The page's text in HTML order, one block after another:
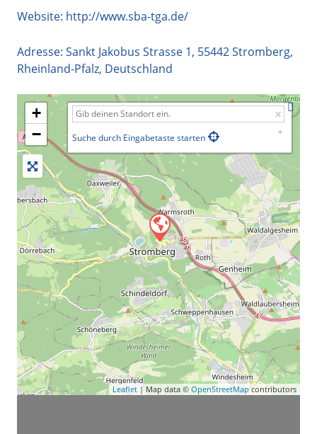
Website: http://www.sba-tga.de/
Adresse: Sankt Jakobus Strasse 1, 55442Stromberg,
Rheinland-Pfalz, Deutschland
+
−
Suche durch Eingabetaste starten
Leaflet | Map data © OpenStreetMapcontributors